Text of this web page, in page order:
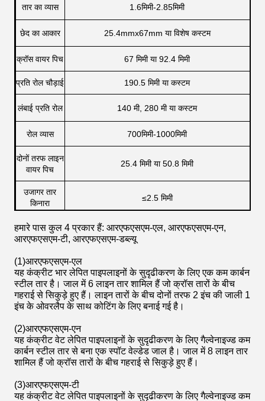
तार का व्यास 1.6मिमी-2.85मिमी
छेद का आकार 25.4mmx67mm या विशेष कस्टम
क्रॉस वायर पिच 67 मिमी या 92.4 मिमी
प्रति रोल चौड़ाई 190.5 मिमी या कस्टम
लंबाई प्रति रोल 140 मी, 280 मी या कस्टम
रोल व्यास 700मिमी-1000मिमी
दोनों तरफ लाइन
वायर पिच
25.4 मिमी या 50.8 मिमी
उजागर तार
किनारा
≤2.5 मिमी
हमारे पास कुल 4 प्रकार हैं: आरएफएसएम-एल, आरएफएसएम-एन,
आरएफएसएम-टी, आरएफएसएम-डब्ल्यू
(1)आरएफएसएम-एल
यह कंक्रीट भार लेपित पाइपलाइनों के सुदृढीकरण के लिए एक कम कार्बन
स्टील तार है। जाल में 6 लाइन तार शामिल हैं जो क्रॉस तारों के बीच
गहराई से सिकुड़े हुए हैं। लाइन तारों के बीच दोनों तरफ 2 इंच की जाली 1
इंच के ओवरलैप के साथ कोटिंग के लिए बनाई गई है।
(2)आरएफएसएम-एन
यह कंक्रीट वेट लेपित पाइपलाइनों के सुदृढीकरण के लिए गैल्वेनाइज्ड कम
कार्बन स्टील तार से बना एक स्पॉट वेल्डेड जाल है। जाल में 8 लाइन तार
शामिल हैं जो क्रॉस तारों के बीच गहराई से सिकुड़े हुए हैं।
(3)आरएफएसएम-टी
यह कंक्रीट वेट लेपित पाइपलाइनों के सुदृढीकरण के लिए गैल्वेनाइज्ड कम